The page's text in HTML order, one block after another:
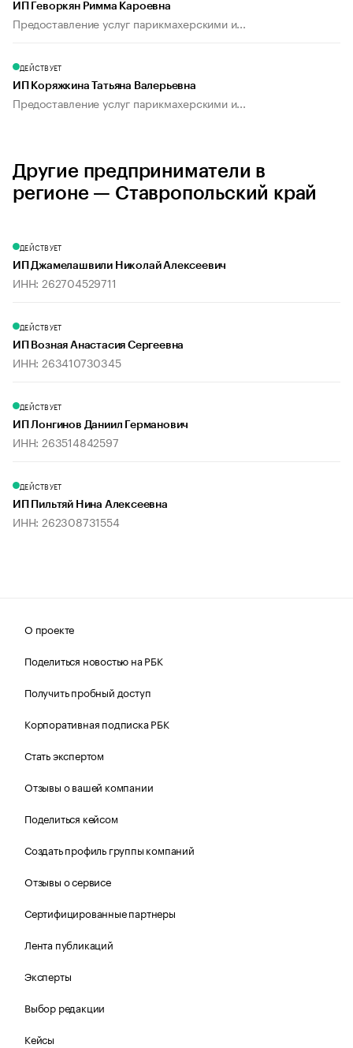
ИП Геворкян Римма Кароевна
Предоставление услуг парикмахерскими и...
ДЕЙСТВУЕТ
ИП Коряжкина Татьяна Валерьевна
Предоставление услуг парикмахерскими и...
Другие предприниматели в
регионе — Ставропольский край
ДЕЙСТВУЕТ
ИП Джамелашвили Николай Алексеевич
ИНН: 262704529711
ДЕЙСТВУЕТ
ИП Возная Анастасия Сергеевна
ИНН: 263410730345
ДЕЙСТВУЕТ
ИП Лонгинов Даниил Германович
ИНН: 263514842597
ДЕЙСТВУЕТ
ИП Пильтяй Нина Алексеевна
ИНН: 262308731554
О проекте
Поделиться новостью на РБК
Получить пробный доступ
Корпоративная подписка РБК
Стать экспертом
Отзывы о вашей компании
Поделиться кейсом
Создать профиль группы компаний
Отзывы о сервисе
Сертифицированные партнеры
Лента публикаций
Эксперты
Выбор редакции
Кейсы